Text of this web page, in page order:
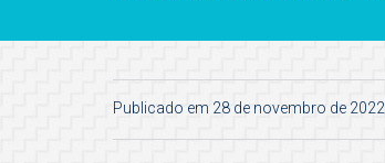
Publicado em 28 de novembro de 2022